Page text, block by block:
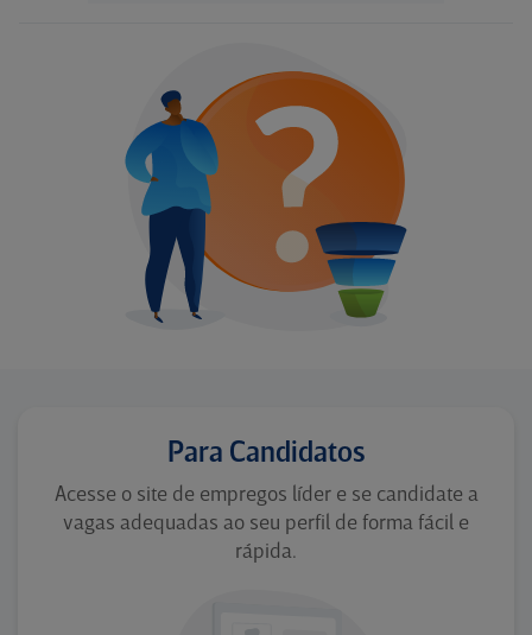
Para Candidatos
Acesse o site de empregos líder e se candidate a
vagas adequadas ao seu perfil de forma fácil e
rápida.